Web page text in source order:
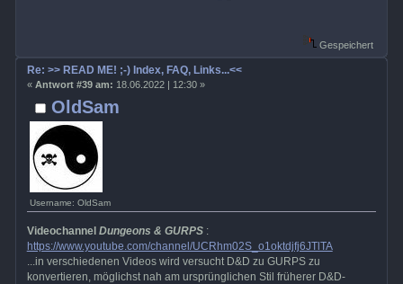
Gespeichert
OldSam
Username: OldSam
Re: >> READ ME! ;-) Index, FAQ, Links...<<
« Antwort #39 am: 18.06.2022 | 12:30 »
Videochannel Dungeons & GURPS:
https://www.youtube.com/channel/UCRhm02S_o1oktdjfj6JTlTA
...in verschiedenen Videos wird versucht D&D zu GURPS zu
konvertieren, möglichst nah am ursprünglichen Stil früherer D&D-